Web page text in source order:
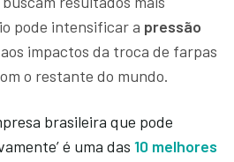
pode intensificar a pressão
impactos da troca de farpas
o restante do mundo.
brasileira que pode
é uma das 10 melhores